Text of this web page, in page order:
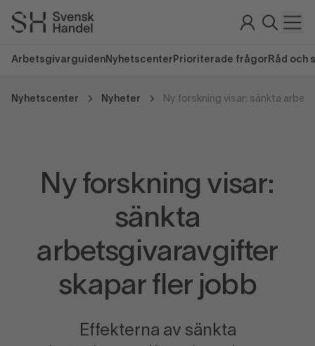
Arbetsgivarguiden Nyhetscenter Prioriterade frågor Råd och
Nyhetscenter Nyheter
Ny forskning visar:
sänkta
arbetsgivaravgifter
skapar fler jobb
Effekterna av sänkta